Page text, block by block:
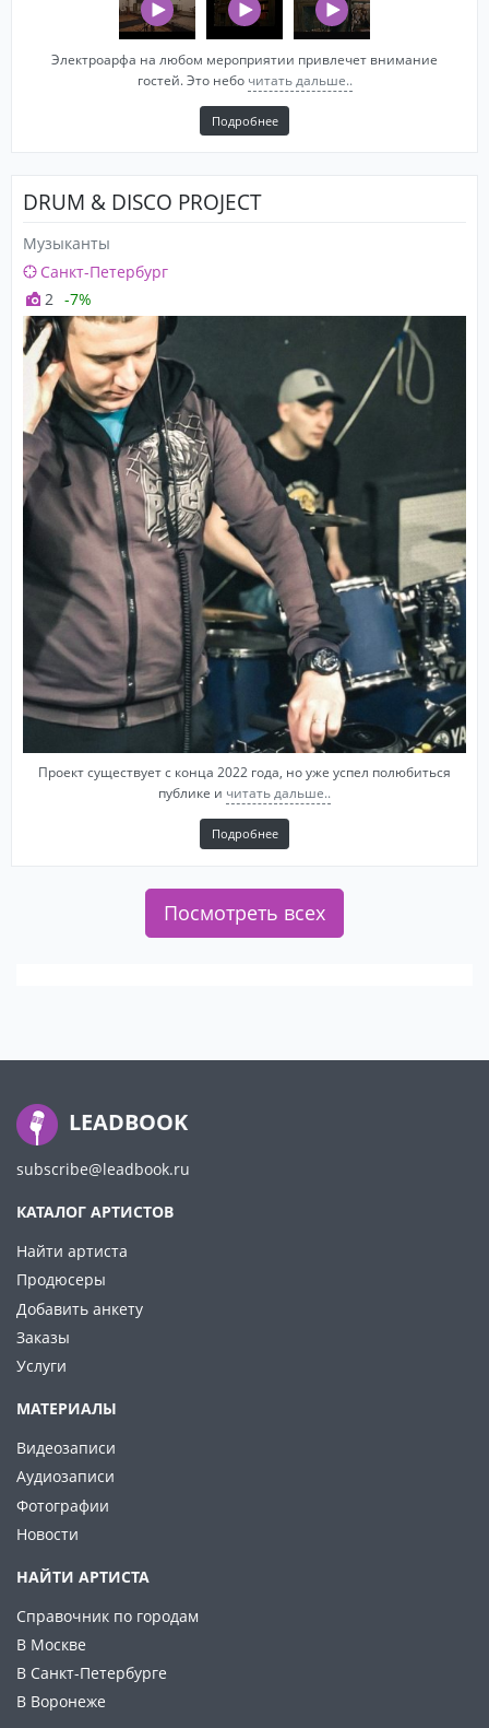
Электроарфа на любом мероприятии привлечет внимание
гостей. Это небо читать дальше..
Подробнее
DRUM & DISCO PROJECT
Музыканты
Санкт-Петербург
2 -7%
Проект существует с конца 2022 года, но уже успел полюбиться
публике и читать дальше..
Подробнее
Посмотреть всех
LEADBOOK
subscribe@leadbook.ru
КАТАЛОГ АРТИСТОВ
Найти артиста
Продюсеры
Добавить анкету
Заказы
Услуги
МАТЕРИАЛЫ
Видеозаписи
Аудиозаписи
Фотографии
Новости
НАЙТИ АРТИСТА
Справочник по городам
В Москве
В Санкт-Петербурге
В Воронеже